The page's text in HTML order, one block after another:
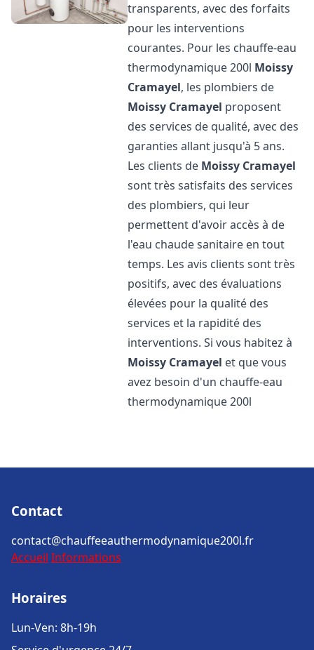
transparents, avec des forfaits
pour les interventions
courantes. Pour les chauffe-eau
thermodynamique 200l Moissy
Cramayel, les plombiers de
Moissy Cramayel proposent
des services de qualité, avec des
garanties allant jusqu'à 5 ans.
Les clients de Moissy Cramayel
sont très satisfaits des services
des plombiers, qui leur
permettent d'avoir accès à de
l'eau chaude sanitaire en tout
temps. Les avis clients sont très
positifs, avec des évaluations
élevées pour la qualité des
services et la rapidité des
interventions. Si vous habitez à
Moissy Cramayel et que vous
avez besoin d'un chauffe-eau
thermodynamique 200l
Contact
contact@chauffeeauthermodynamique200l.fr
Accueil Informations
Horaires
Lun-Ven: 8h-19h